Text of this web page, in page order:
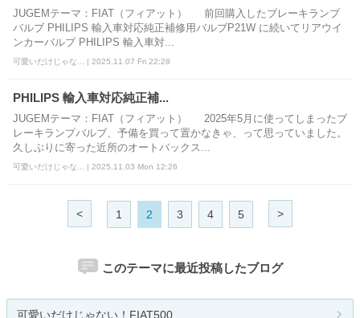
JUGEMテーマ：FIAT（フィアット） 前回購入したブレーキランプ
バルブ PHILIPS 輸入車対応純正補修用バルブP21W に続いてリアウイ
ンカーバルブ PHILIPS 輸入車対...
可愛いだけじゃな... | 2025.11.07 Fri 22:28
PHILIPS 輸入車対応純正補...
JUGEMテーマ：FIAT（フィアット） 2025年5月に使ってしまったブ
レーキランプバルブ、予備を買って置かなきゃ、って思っていました。
久しぶりに寄った近所のオートバックス...
可愛いだけじゃな... | 2025.11.03 Mon 12:26
< 1 2 3 4 5 >
このテーマに最近投稿したブログ
可愛いだけじゃない！FIAT500